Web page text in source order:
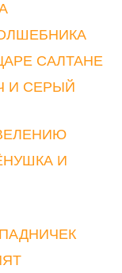
САЛТАНЕ
И СЕРЫЙ
ВЕЛЕНИЮ
И